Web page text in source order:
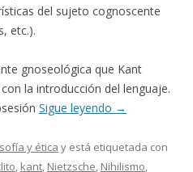
del sujeto cognoscente
etc.).
gnoseológica que Kant
la introducción del lenguaje.
Sigue leyendo →
y ética y está etiquetada con
, kant, Nietzsche, Nihilismo,